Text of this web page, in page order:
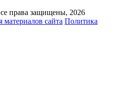
права защищены, 2026
материалов сайта Политика